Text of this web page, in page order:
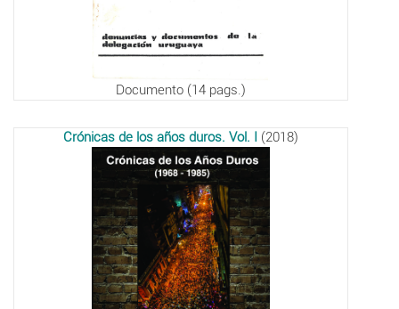
Documento (14 pags.)
Crónicas de los años duros. Vol. I (2018)